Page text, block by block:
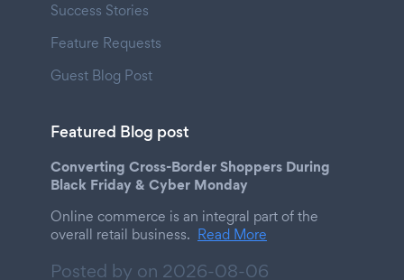
Success Stories
Feature Requests
Guest Blog Post
Featured Blog post
Converting Cross-Border Shoppers During
Black Friday & Cyber Monday
Online commerce is an integral part of the
overall retail business. Read More
Posted by on 2026-08-06